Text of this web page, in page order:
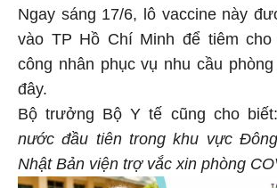
Ngay sáng 17/6, lô vaccine này
vào TP Hồ Chí Minh để tiêm
công nhân phục vụ nhu cầu
đây.
Bộ trưởng Bộ Y tế cũng cho biết:
nước đầu tiên trong khu vực
Nhật Bản viện trợ vắc xin phòng